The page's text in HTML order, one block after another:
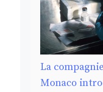
La
Monaco